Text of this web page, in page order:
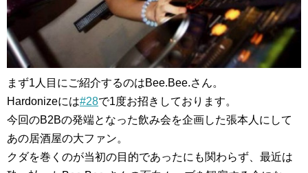
まず1人目にご紹介するのはBee.Bee.さん。
Hardonizeには#28で1度お招きしております。
今回のB2Bの発端となった飲み会を企画した張本人にして
あの居酒屋の大ファン。
クダを巻くのが当初の目的であったにも関わらず、最近は